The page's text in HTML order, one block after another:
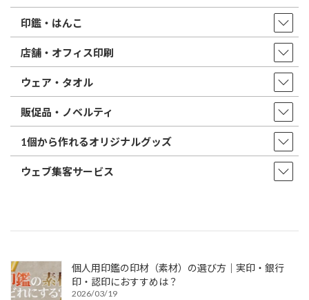
印鑑・はんこ
店舗・オフィス印刷
ウェア・タオル
販促品・ノベルティ
1個から作れるオリジナルグッズ
ウェブ集客サービス
個人用印鑑の印材（素材）の選び方｜実印・銀行
印・認印におすすめは？
2026/03/19